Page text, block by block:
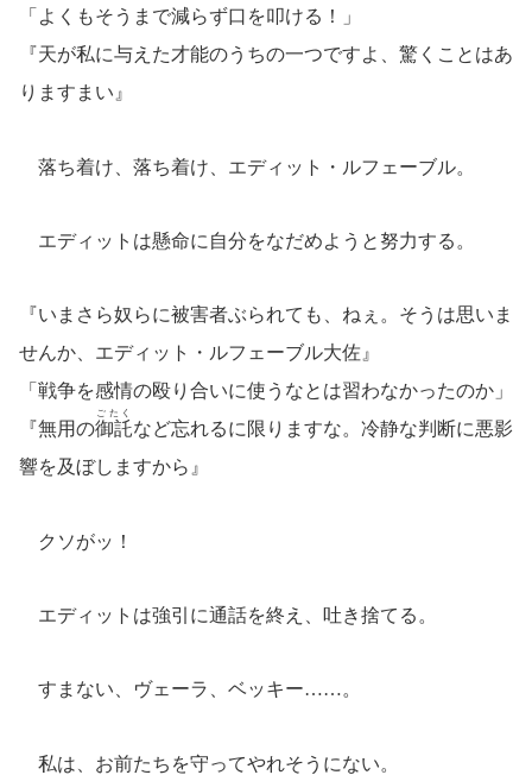
「よくもそうまで減らず口を叩ける！」
『天が私に与えた才能のうちの一つですよ、驚くことはあ
りますまい』
落ち着け、落ち着け、エディット・ルフェーブル。
エディットは懸命に自分をなだめようと努力する。
『いまさら奴らに被害者ぶられても、ねぇ。そうは思いま
せんか、エディット・ルフェーブル大佐』
「戦争を感情の殴り合いに使うなとは習わなかったのか」
『無用の御託
ごたく
など忘れるに限りますな。冷静な判断に悪影
響を及ぼしますから』
クソがッ！
エディットは強引に通話を終え、吐き捨てる。
すまない、ヴェーラ、ベッキー……。
私は、お前たちを守ってやれそうにない。